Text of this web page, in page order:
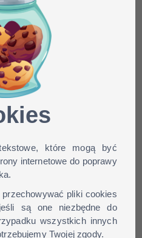
które mogą być
internetowe do poprawy
pliki cookies
są one niezbędne do
wszystkich innych
Twojej zgody.
Mr_Compu
1.8, 1.7, 1.6,